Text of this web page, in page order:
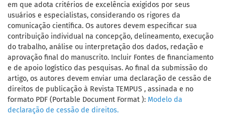
em que adota critérios de excelência exigidos por seus
usuários e especialistas, considerando os rigores da
comunicação científica. Os autores devem especificar sua
contribuição individual na concepção, delineamento, execução
do trabalho, análise ou interpretação dos dados, redação e
aprovação final do manuscrito. Incluir Fontes de financiamento
e de apoio logístico das pesquisas. Ao final da submissão do
artigo, os autores devem enviar uma declaração de cessão de
direitos de publicação à Revista TEMPUS , assinada e no
formato PDF (Portable Document Format ): Modelo da
declaração de cessão de direitos.